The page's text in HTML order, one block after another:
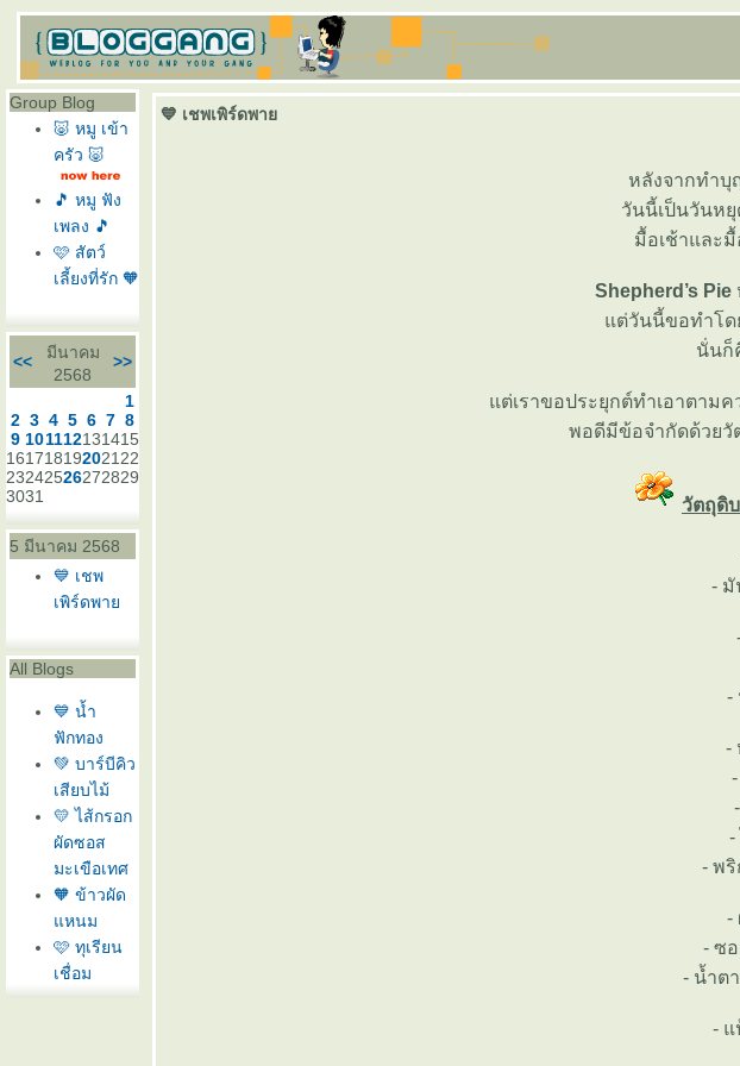
Group Blog
🐷 หมู เข้า
ครัว 🐷
🎵 หมู ฟัง
เพลง 🎵
🩷 สัตว์
เลี้ยงที่รัก 🧡
<<
มีนาคม
2568
>>
1
2 3 4 5 6 7 8
9 101112131415
161718192021 22
23242526272829
3031
5 มีนาคม 2568
💙 เชพ
เพิร์ดพา
All Blogs
💙 น้ำ
ฟักทอง
💚 บาร์บีคิว
เสียบไม้
💛 ไส้กรอก
ผัดซอส
มะเขือเทศ
🧡 ข้าวผัด
หนม
🩷 ทุเรียน
เชื่อม
💙 เชพเพิร์ดพา
หลังจากทำบุ
วันนี้เป็นวันห
มื้อเช้าและ
Shepherd’s Pie
ต่วันนี้ขอทำโด
นั่นก็
ต่เราขอประยุกต์ทำเอาตามค
พอดีมีข้อจำกัดด้วยวั
วัตถุดิ
- มั
-
-
-
- พ
-
- ซ
- น้ำต
- แ